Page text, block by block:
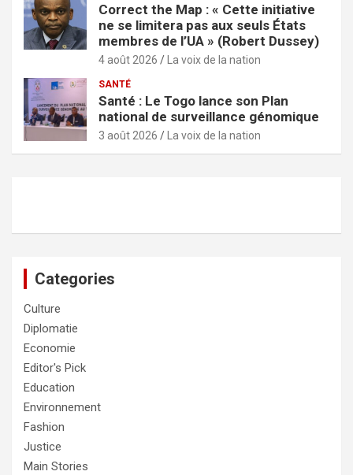
Correct the Map : « Cette initiative
ne se limitera pas aux seuls États
membres de l’UA » (Robert Dussey)
4 août 2026 La voix de la nation
SANTÉ
Santé : Le Togo lance son Plan
national de surveillance génomique
3 août 2026 La voix de la nation
Categories
Culture
Diplomatie
Economie
Editor's Pick
Education
Environnement
Fashion
Justice
Main Stories